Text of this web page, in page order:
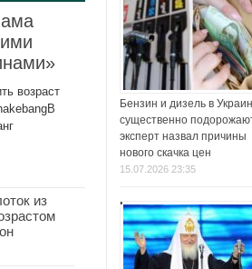
возраст
из
Бензин и дизель в
существенно
эксперт назвал причины
нового скачка цен
15.07.2026 23:35